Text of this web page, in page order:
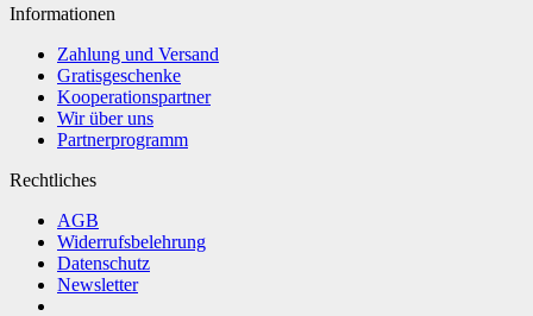
Informationen
Zahlung und Versand
Gratisgeschenke
Kooperationspartner
Wir über uns
Partnerprogramm
Rechtliches
AGB
Widerrufsbelehrung
Datenschutz
Newsletter